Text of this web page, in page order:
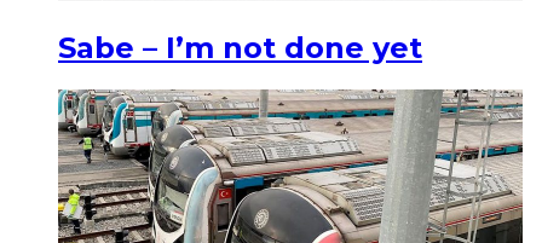
Sabe – I’m not done yet